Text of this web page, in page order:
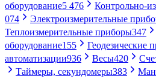
оборудование5 476 Контрольно-
074
Электроизмерительные
Теплоизмерительные приборы347
оборудование155 Геодезические
автоматизации936 Весы420
Таймеры, секундомеры383